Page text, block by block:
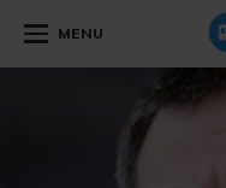
MENU